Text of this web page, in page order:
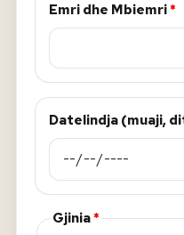
Emri dhe Mbiemri*
Datelindja (muaji,
Gjinia*